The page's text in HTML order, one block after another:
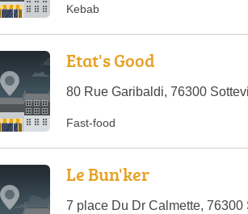
Kebab
Etat's Good
80 Rue Garibaldi, 76300
Fast-food
Le Bun'ker
7 place Du Dr Calmette,